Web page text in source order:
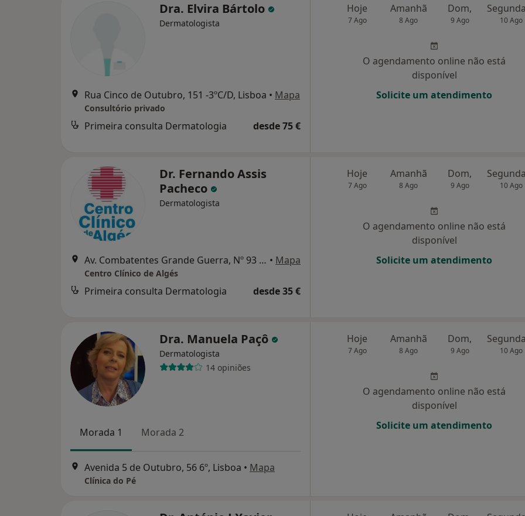
Dra. Elvira Bártolo
Dermatologista
Rua Cinco de Outubro, 151 -3ºC/D, Lisboa • Mapa
Consultório privado
Primeira consulta Dermatologia desde 75 €
Hoje
7 Ago
Amanhã
8 Ago
Dom,
9 Ago 10 Ago
O agendamento online não está
disponível
Solicite um atendimento
Dr. Fernando Assis
Pacheco
Dermatologista
Av. Combatentes Grande Guerra, Nº 93 A - R/c Esq., Algés • Mapa
Centro Clínico de Algés
Primeira consulta Dermatologia desde 35 €
Hoje
7 Ago
Amanhã
8 Ago
Dom,
9 Ago 10 Ago
O agendamento online não está
disponível
Solicite um atendimento
Dra. Manuela Paçô
Dermatologista
14 opiniões
Morada 1 Morada 2
Avenida 5 de Outubro, 56 6º, Lisboa • Mapa
Clínica do Pé
Hoje
7 Ago
Amanhã
8 Ago
Dom,
9 Ago 10 Ago
O agendamento online não está
disponível
Solicite um atendimento